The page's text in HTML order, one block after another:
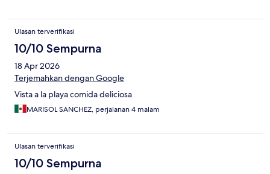
Ulasan terverifikasi
10/10 Sempurna
18 Apr 2026
Terjemahkan dengan Google
Vista a la playa comida deliciosa
MARISOL SANCHEZ, perjalanan 4 malam
Ulasan terverifikasi
10/10 Sempurna